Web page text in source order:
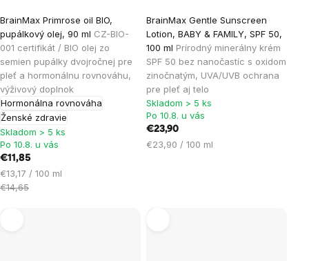
BrainMax Primrose oil BIO,
pupálkový olej, 90 ml CZ-BIO-
001 certifikát / BIO olej zo
semien pupálky dvojročnej pre
pleť a hormonálnu rovnováhu,
výživový doplnok
Hormonálna rovnováha
Ženské zdravie
Skladom > 5 ks
Po 10.8. u vás
€11,85
Jednotková
cena:
€13,17 / 100 ml
€14,65
BrainMax Gentle Sunscreen
Lotion, BABY & FAMILY, SPF 50,
100 ml Prírodný minerálny krém
SPF 50 bez nanočastíc s oxidom
zinočnatým, UVA/UVB ochrana
pre pleť aj telo
Skladom > 5 ks
Po 10.8. u vás
€23,90
Jednotková
€23,90 / 100 ml